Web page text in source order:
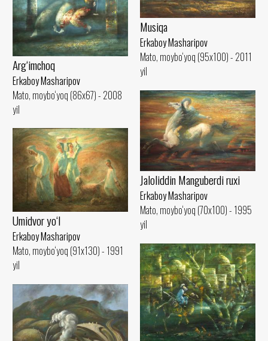
Arg‘imchoq
Erkaboy Masharipov
Mato, moybo‘yoq (86x67) - 2008
yil
Musiqa
Erkaboy Masharipov
Mato, moybo‘yoq (95x100) - 2011
yil
Jaloliddin Manguberdi ruxi
Erkaboy Masharipov
Mato, moybo‘yoq (70x100) - 1995
yil
Umidvor yo‘l
Erkaboy Masharipov
Mato, moybo‘yoq (91x130) - 1991
yil